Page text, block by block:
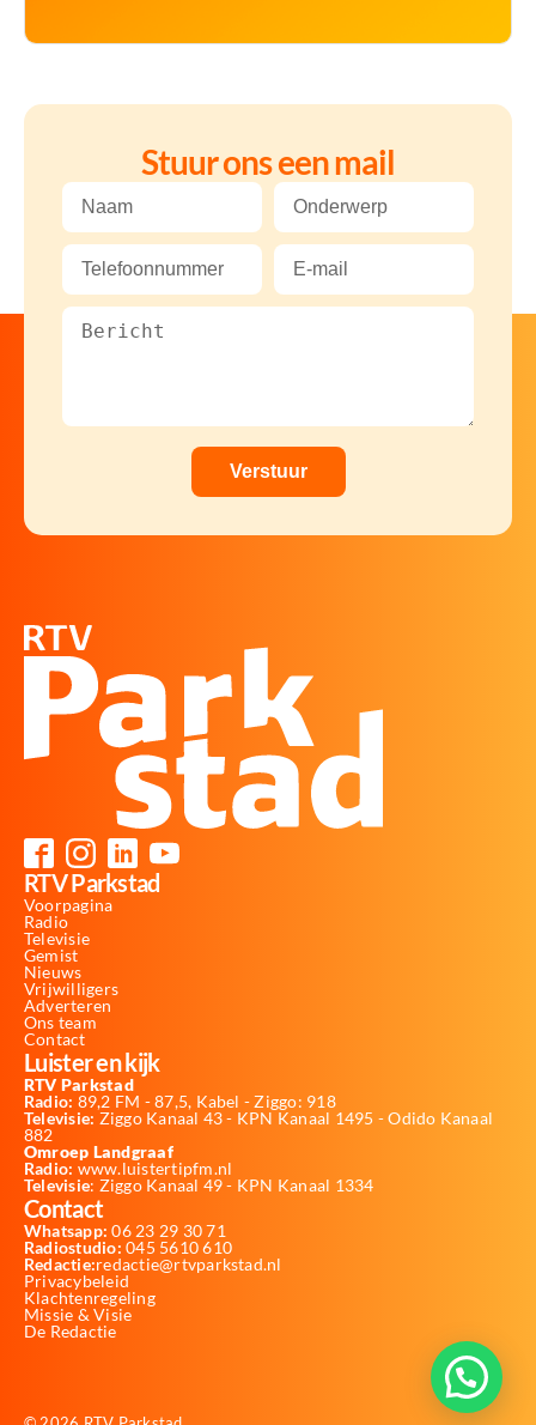
Stuur ons een mail
RTV Parkstad
Voorpagina
Radio
Televisie
Gemist
Nieuws
Vrijwilligers
Adverteren
Ons team
Contact
Luister en kijk
RTV Parkstad
Radio: 89,2 FM - 87,5, Kabel - Ziggo: 918
Televisie: Ziggo Kanaal 43 - KPN Kanaal 1495 - Odido Kanaal
882
Omroep Landgraaf
Radio: www.luistertipfm.nl
Televisie: Ziggo Kanaal 49 - KPN Kanaal 1334
Contact
Whatsapp: 06 23 29 30 71
Radiostudio: 045 5610 610
Redactie:redactie@rtvparkstad.nl
Privacybeleid
Klachtenregeling
Missie & Visie
De Redactie